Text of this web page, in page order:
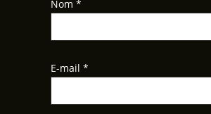
Nom *
E-mail *